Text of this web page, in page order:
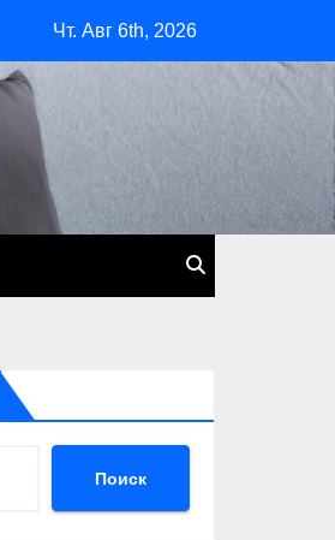
Чт. Авг 6th, 2026
Поиск